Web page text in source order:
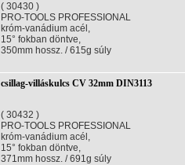
( 30430 )
PRO-TOOLS PROFESSIONAL
króm-vanádium acél,
15° fokban döntve,
350mm hossz. / 615g súly
csillag-villáskulcs CV 32mm DIN3113
( 30432 )
PRO-TOOLS PROFESSIONAL
króm-vanádium acél,
15° fokban döntve,
371mm hossz. / 691g súly